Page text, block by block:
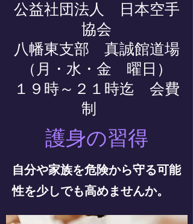
公益社団法人 日本空手
協会
八幡東支部 真誠館道場
（月・水・金 曜日）
１９時～２１時迄 会費
制
護身の習得
自分や家族を危険から守る可能
性を少しでも高めませんか。